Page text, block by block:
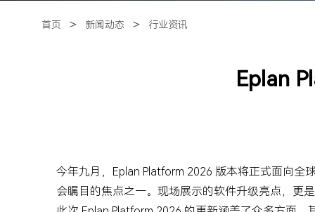
首页 ＞ 新闻动态 ＞ 行业资讯
Eplan
今年九月，Eplan Platform 2026 版本将正式面向全
会瞩目的焦点之一。现场展示的软件升级亮点，更